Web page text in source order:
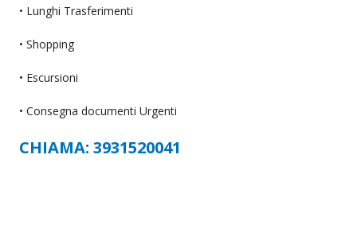
• Lunghi Trasferimenti
• Shopping
• Escursioni
• Consegna documenti Urgenti
CHIAMA: 3931520041